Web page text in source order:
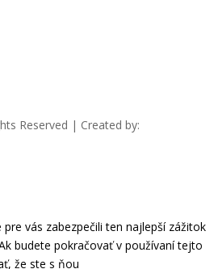
Reserved | Created by:
vás zabezpečili ten najlepší zážitok
budete pokračovať v používaní tejto
že ste s ňou